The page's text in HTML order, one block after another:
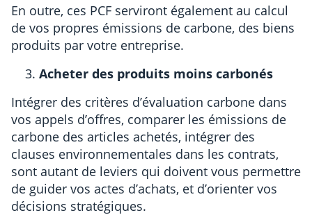
En outre, ces PCF serviront également au calcul
de vos propres émissions de carbone, des biens
produits par votre entreprise.
Acheter des produits moins carbonés
Intégrer des critères d’évaluation carbone dans
vos appels d’offres, comparer les émissions de
carbone des articles achetés, intégrer des
clauses environnementales dans les contrats,
sont autant de leviers qui doivent vous permettre
de guider vos actes d’achats, et d’orienter vos
décisions stratégiques.